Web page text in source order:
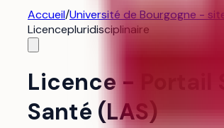
Accueil/Université de Bourgogne -
Licencepluridisciplinaire
Licence - Portail
Santé (LAS)